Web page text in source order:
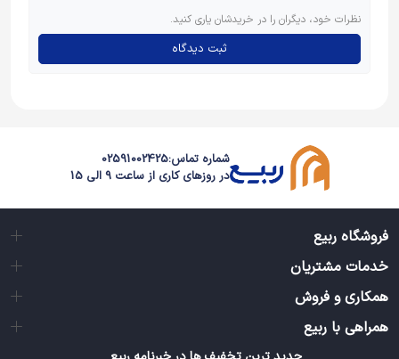
نظرات خود، دیگران را در خریدشان یاری کنید.
ثبت دیدگاه
شماره تماس:02591002425
در روزهای کاری از ساعت 9 الی 15
فروشگاه ربیع
خدمات مشتریان
همکاری و فروش
همراهی با ربیع